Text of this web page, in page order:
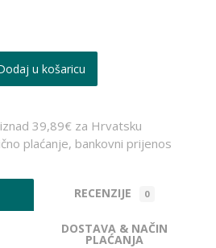
u košaricu
39,89€ za Hrvatsku
plaćanje, bankovni prijenos
RECENZIJE 0
DOSTAVA & NAČIN
PLAĆANJA